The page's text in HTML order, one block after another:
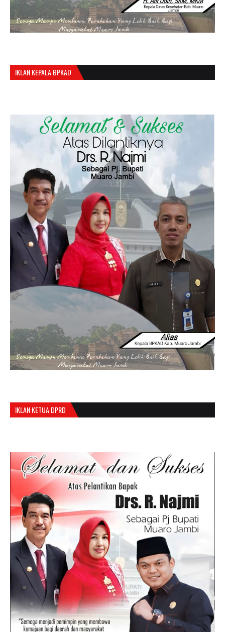
IKLAN KEPALA BPKAD
IKLAN KETUA DPRD